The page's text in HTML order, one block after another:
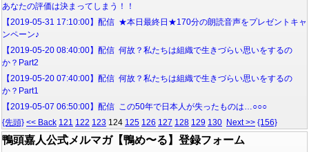
あなたの評価は決まってしまう！！
【2019-05-31 17:10:00】配信 ★本日最終日★170分の朗読音声をプレゼントキャ
ンペーン♪
【2019-05-20 08:40:00】配信 何故？私たちは組織で生きづらい思いをするの
か？Part2
【2019-05-20 07:40:00】配信 何故？私たちは組織で生きづらい思いをするの
か？Part1
【2019-05-07 06:50:00】配信 この50年で日本人が失ったものは…○○○
{先頭} << Back 121 122 123 124 125 126 127 128 129 130 Next >> {156}
鴨頭嘉人公式メルマガ【鴨め〜る】登録フォーム